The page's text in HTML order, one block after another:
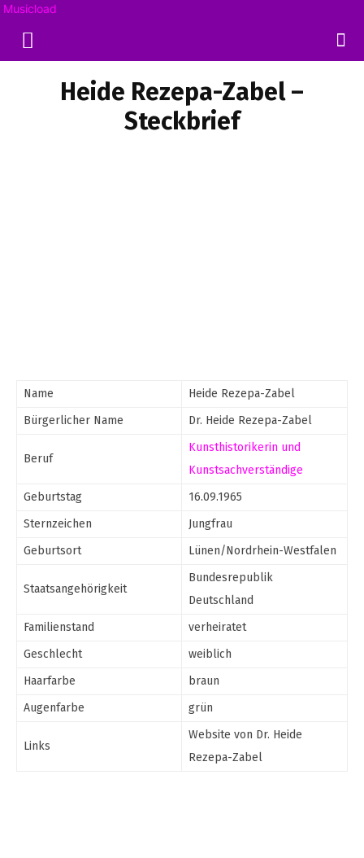
Musicload
Heide Rezepa-Zabel –
Steckbrief
Name
Heide Rezepa-Zabel
Bürgerlicher Name
Dr. Heide Rezepa-Zabel
Beruf
Kunsthistorikerin und
Kunstsachverständige
Geburtstag
16.09.1965
Sternzeichen
Jungfrau
Geburtsort
Lünen/Nordrhein-Westfalen
Staatsangehörigkeit
Bundesrepublik
Deutschland
Familienstand
verheiratet
Geschlecht
weiblich
Haarfarbe
braun
Augenfarbe
grün
Links
Website von Dr. Heide
Rezepa-Zabel